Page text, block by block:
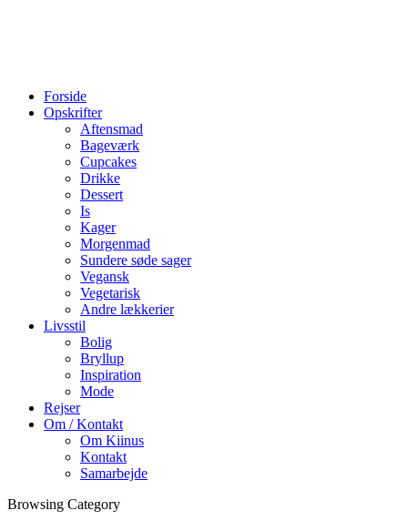
Forside
Opskrifter
Aftensmad
Bageværk
Cupcakes
Drikke
Dessert
Is
Kager
Morgenmad
Sundere søde sager
Vegansk
Vegetarisk
Andre lækkerier
Livsstil
Bolig
Bryllup
Inspiration
Mode
Rejser
Om / Kontakt
Om Kiinus
Kontakt
Samarbejde
Browsing Category